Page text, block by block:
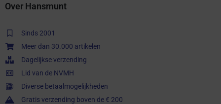
Over Hansmunt
Sinds 2001
Meer dan 30.000 artikelen
Dagelijkse verzending
Lid van de NVMH
Diverse betaalmogelijkheden
Gratis verzending boven de € 200